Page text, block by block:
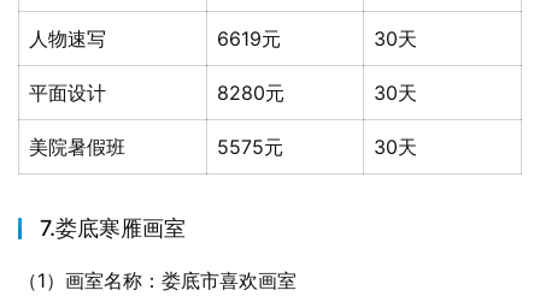
人物速写 6619元 30天
平面设计 8280元 30天
美院暑假班 5575元 30天
7.娄底寒雁画室
（1）画室名称：娄底市喜欢画室